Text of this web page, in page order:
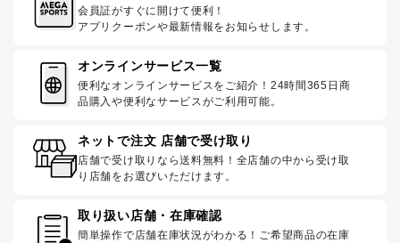
会員証がすぐに開けて便利！
アプリクーポンや最新情報をお知らせします。
オンラインサービス一覧
便利なオンラインサービスをご紹介！24時間365日商
品購入や便利なサービスがご利用可能。
ネットで注文 店舗で受け取り
店舗で受け取りなら送料無料！全店舗の中から受け取
り店舗をお選びいただけます。
取り扱い店舗・在庫確認
簡単操作で店舗在庫状況がわかる！ご希望商品の在庫